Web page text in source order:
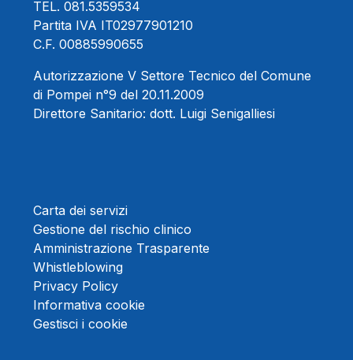
TEL. 081.5359534
Partita IVA IT02977901210
C.F. 00885990655
Autorizzazione V Settore Tecnico del Comune
di Pompei n°9 del 20.11.2009
Direttore Sanitario: dott. Luigi Senigalliesi
Carta dei servizi
Gestione del rischio clinico
Amministrazione Trasparente
Whistleblowing
Privacy Policy
Informativa cookie
Gestisci i cookie